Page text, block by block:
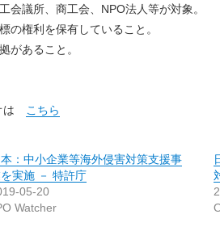
会議所、商工会、NPO法人等が対象。
の権利を保有していること。
があること。
は
こちら
本：中小企業等海外侵害対策支援事
実施 － 特許庁
05-20
Watcher